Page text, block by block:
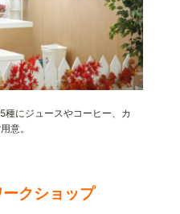
種にジュースやコーヒー、カ
意。
クショップ